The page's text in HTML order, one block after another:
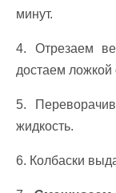
минут.
4. Отрезаем
достаем ложкой
5.
жидкость.
6. Колбаски